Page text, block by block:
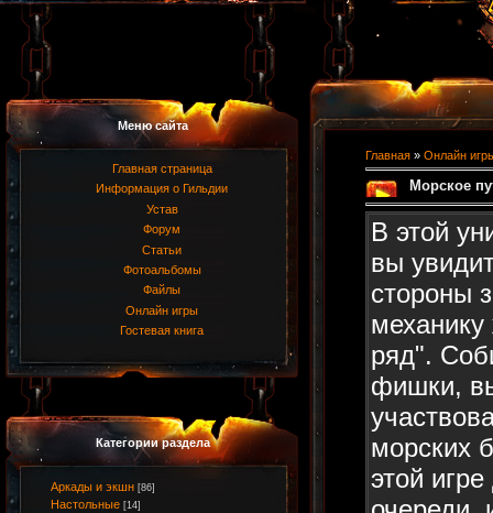
Меню сайта
Главная страница
Информация о Гильдии
Устав
Форум
Статьи
Фотоальбомы
Файлы
Онлайн игры
Гостевая книга
Категории раздела
Аркады и экшн [86]
Настольные [14]
Главная » Онлайн
Морское
В этой
вы
стороны
ряд".
фишки,
морских
этой